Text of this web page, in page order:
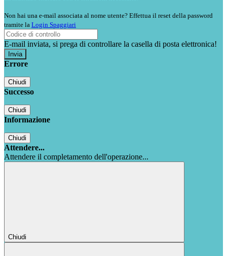
Non hai una e-mail associata al nome utente? Effettua il reset della password
tramite la Login Spaggiari
E-mail inviata, si prega di controllare la casella di posta elettronica!
Errore
Chiudi
Successo
Chiudi
Informazione
Chiudi
Attendere...
Attendere il completamento dell'operazione...
Chiudi